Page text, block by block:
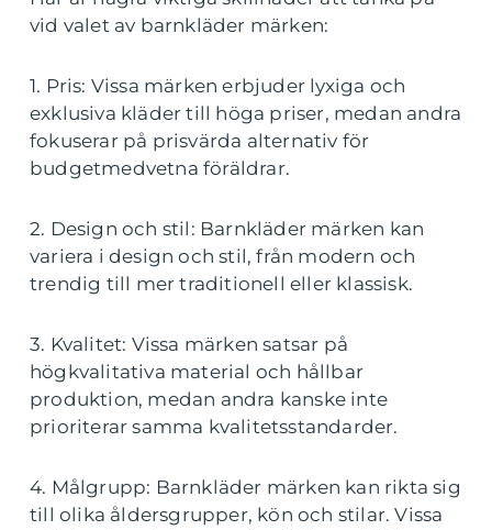
vid valet av barnkläder märken:
1. Pris: Vissa märken erbjuder lyxiga och
exklusiva kläder till höga priser, medan andra
fokuserar på prisvärda alternativ för
budgetmedvetna föräldrar.
2. Design och stil: Barnkläder märken kan
variera i design och stil, från modern och
trendig till mer traditionell eller klassisk.
3. Kvalitet: Vissa märken satsar på
högkvalitativa material och hållbar
produktion, medan andra kanske inte
prioriterar samma kvalitetsstandarder.
4. Målgrupp: Barnkläder märken kan rikta sig
till olika åldersgrupper, kön och stilar. Vissa